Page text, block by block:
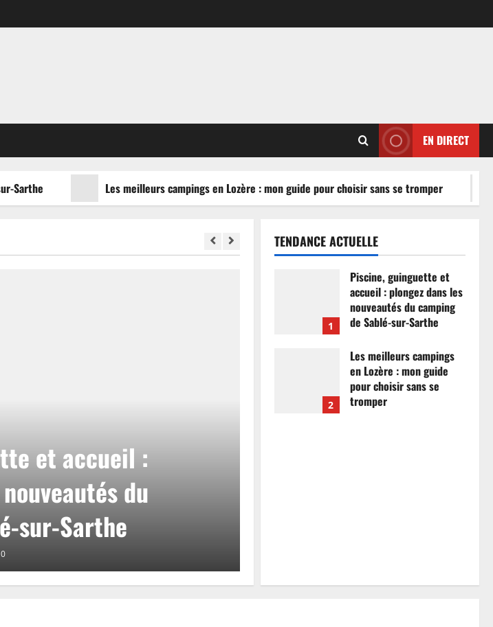
EN DIRECT
Sarthe Les meilleurs campings en Lozère : mon guide pour choisir sans se tromper
et accueil :
du
sur-Sarthe
0
TENDANCE ACTUELLE
1
Piscine, guinguette et
accueil : plongez dans les
nouveautés du camping
de Sablé-sur-Sarthe
2
Les meilleurs campings
en Lozère : mon guide
pour choisir sans se
tromper